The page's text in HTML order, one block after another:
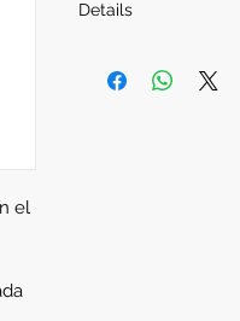
el
Details